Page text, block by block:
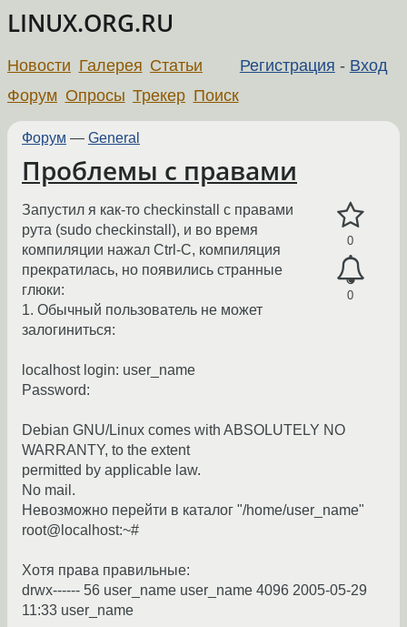
LINUX.ORG.RU
Регистрация - Вход
Новости Галерея Статьи
Форум Опросы Трекер Поиск
Форум — General
Проблемы с правами
0
0
Запустил я как-то checkinstall с правами
рута (sudo checkinstall), и во время
компиляции нажал Ctrl-C, компиляция
прекратилась, но появились странные
глюки:
1. Обычный пользователь не может
залогиниться:
localhost login: user_name
Password:
Debian GNU/Linux comes with ABSOLUTELY NO
WARRANTY, to the extent
permitted by applicable law.
No mail.
Невозможно перейти в каталог "/home/user_name"
root@localhost:~#
Хотя права правильные:
drwx------ 56 user_name user_name 4096 2005-05-29
11:33 user_name